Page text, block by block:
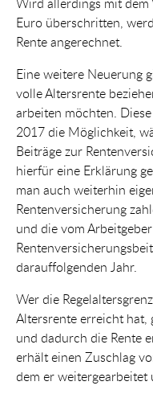
Euro überschritten,
Rente angerechnet.
Eine weitere Neuerung
volle Altersrente
arbeiten möchten.
2017 die Möglichkeit,
Beiträge zur
hierfür eine Erklärung
man auch weiterhin
Rentenversicherung
und die vom
darauffolgenden Jahr.
Wer die
Altersrente erreicht hat,
und dadurch die Rente
erhält einen Zuschlag
dem er weitergearbeitet